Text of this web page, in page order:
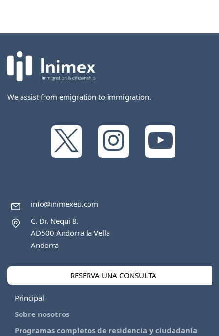
We assist from emigration to immigration.
info@inimexeu.com
C. Dr. Nequi 8.
AD500 Andorra la Vella
Andorra
RESERVA UNA CONSULTA
Principal
Sobre nosotros
Programas completos de residencia y ciudadanía